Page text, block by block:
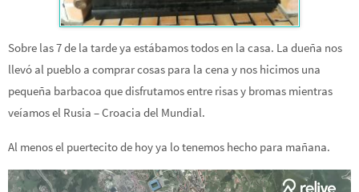
Sobre las 7 de la tarde ya estábamos todos en la casa. La dueña nos
llevó al pueblo a comprar cosas para la cena y nos hicimos una
pequeña barbacoa que disfrutamos entre risas y bromas mientras
veíamos el Rusia – Croacia del Mundial.
Al menos el puertecito de hoy ya lo tenemos hecho para mañana.
Reproductor